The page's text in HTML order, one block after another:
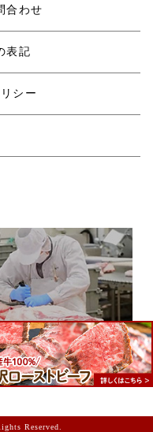
合わせ
表記
シー
Reserved.